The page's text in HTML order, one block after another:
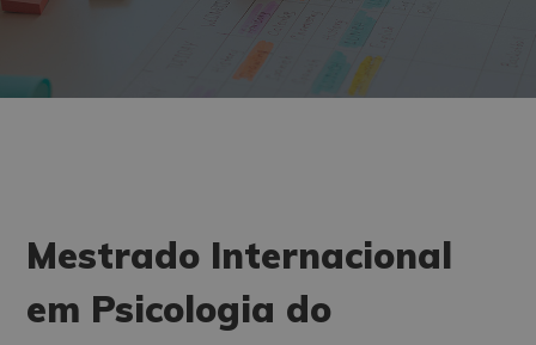
Mestrado Internacional
em Psicologia do